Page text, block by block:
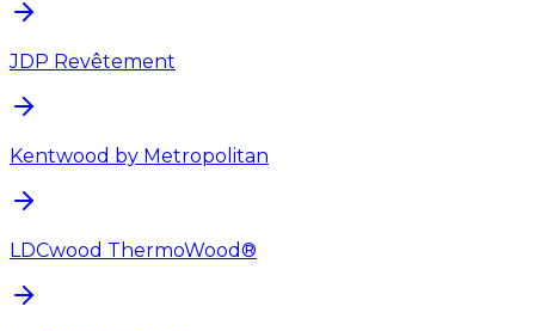
JDP Revêtement
Kentwood by Metropolitan
LDCwood ThermoWood®